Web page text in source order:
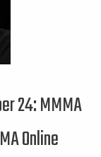
24: MMMA
Online